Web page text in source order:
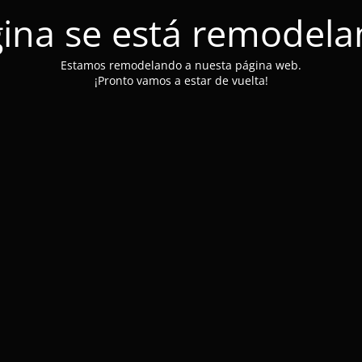
se está
Estamos remodelando a nuesta página web.
¡Pronto vamos a estar de vuelta!